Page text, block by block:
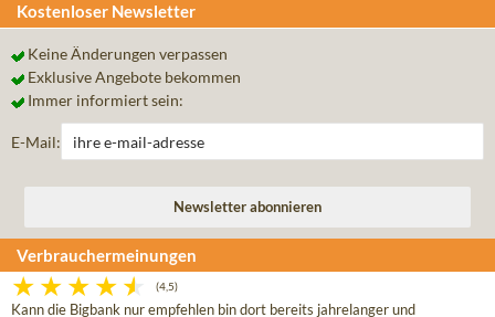
Kostenloser Newsletter
Keine Änderungen verpassen
Exklusive Angebote bekommen
Immer informiert sein:
E-Mail:
Verbrauchermeinungen
(4,5)
Kann die Bigbank nur empfehlen bin dort bereits jahrelanger und